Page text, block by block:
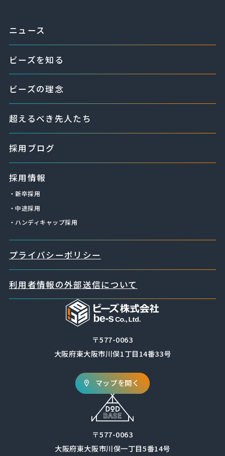
ニュース
ビーズを知る
ビーズの理念
超えるべき先人たち
採用ブログ
採用情報
・新卒採用
・中途採用
・ハンディキャップ採用
プライバシーポリシー
利用者情報の外部送信について
〒577-0063
大阪府東大阪市川俣1丁目14番33号
マップを開く
〒577-0063
大阪府東大阪市川俣一丁目5番14号